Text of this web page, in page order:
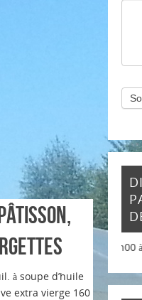
à soupe d’huile
extra vierge 160
de 16h00 à 19h00 à